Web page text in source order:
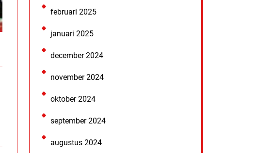
februari 2025
januari 2025
december 2024
november 2024
oktober 2024
september 2024
augustus 2024